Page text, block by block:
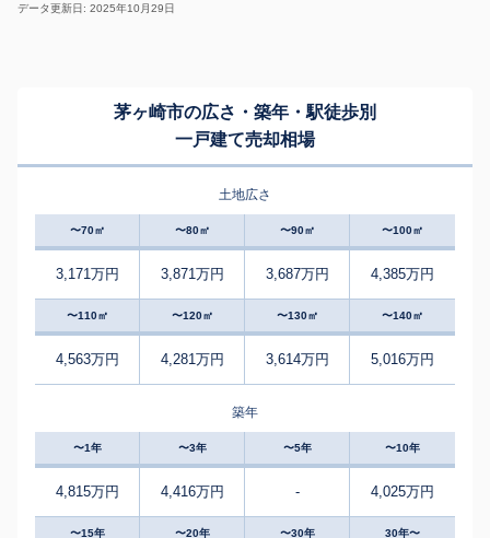
データ更新日: 2025年10月29日
茅ヶ崎市の広さ・築年・駅徒歩別
一戸建て売却相場
土地広さ
〜70㎡ 〜80㎡ 〜90㎡ 〜100㎡
3,171万円 3,871万円 3,687万円 4,385万円
〜110㎡ 〜120㎡ 〜130㎡ 〜140㎡
4,563万円 4,281万円 3,614万円 5,016万円
築年
〜1年 〜3年 〜5年 〜10年
4,815万円 4,416万円 - 4,025万円
〜15年 〜20年 〜30年 30年〜